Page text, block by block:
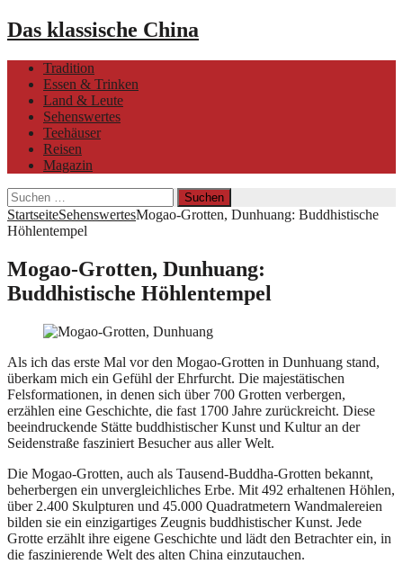
Das klassische China
Tradition
Essen & Trinken
Land & Leute
Sehenswertes
Teehäuser
Reisen
Magazin
Suchen
nach:
StartseiteSehenswertesMogao-Grotten, Dunhuang: Buddhistische
Höhlentempel
Mogao-Grotten, Dunhuang:
Buddhistische Höhlentempel
Als ich das erste Mal vor den Mogao-Grotten in Dunhuang stand,
überkam mich ein Gefühl der Ehrfurcht. Die majestätischen
Felsformationen, in denen sich über 700 Grotten verbergen,
erzählen eine Geschichte, die fast 1700 Jahre zurückreicht. Diese
beeindruckende Stätte buddhistischer Kunst und Kultur an der
Seidenstraße fasziniert Besucher aus aller Welt.
Die Mogao-Grotten, auch als Tausend-Buddha-Grotten bekannt,
beherbergen ein unvergleichliches Erbe. Mit 492 erhaltenen Höhlen,
über 2.400 Skulpturen und 45.000 Quadratmetern Wandmalereien
bilden sie ein einzigartiges Zeugnis buddhistischer Kunst. Jede
Grotte erzählt ihre eigene Geschichte und lädt den Betrachter ein, in
die faszinierende Welt des alten China einzutauchen.